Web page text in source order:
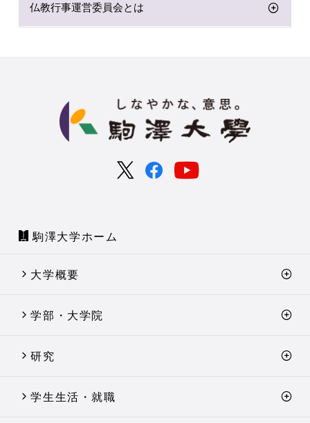
くう
仏教行事運営委員会とは
駒澤大学ホーム
大学概要
学部・大学院
研究
学生生活・就職